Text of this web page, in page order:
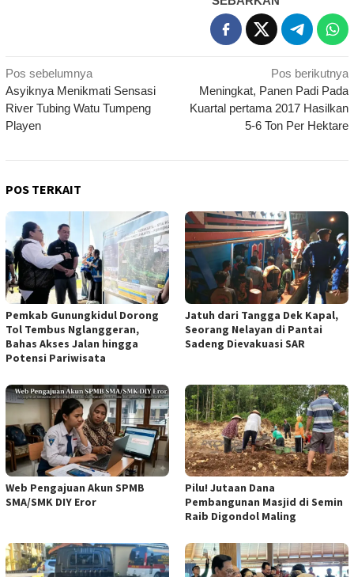
Navigasi
pos
Pos sebelumnya
Asyiknya Menikmati Sensasi
River Tubing Watu Tumpeng
Playen
Pos berikutnya
Meningkat, Panen Padi Pada
Kuartal pertama 2017 Hasilkan
5-6 Ton Per Hektare
POS TERKAIT
Pemkab Gunungkidul Dorong
Tol Tembus Nglanggeran,
Bahas Akses Jalan hingga
Potensi Pariwisata
Jatuh dari Tangga Dek Kapal,
Seorang Nelayan di Pantai
Sadeng Dievakuasi SAR
Web Pengajuan Akun SPMB
SMA/SMK DIY Eror
Pilu! Jutaan Dana
Pembangunan Masjid di Semin
Raib Digondol Maling